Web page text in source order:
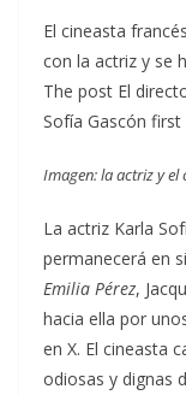
El cineasta
con la actriz y se
The post El
Sofía Gascón
Imagen: la actriz y el
La actriz Karla
permanecerá en
Emilia Pérez,
hacia ella por
en X. El cineasta
odiosas y dignas